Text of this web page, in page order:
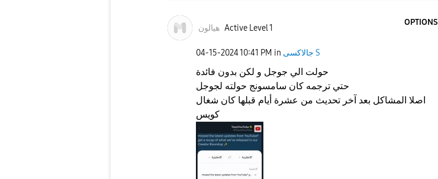
هيالون Active Level 1
OPTIONS
‎04-15-202410:41 PM in جالاكسى S
حولت الي جوجل و لكن بدون فائدة
حتي ترجمه كان سامسونج حولته لجوجل
اصلا المشاكل بعد آخر تحديث من عشرة أيام قبلها كان شغال
كويس